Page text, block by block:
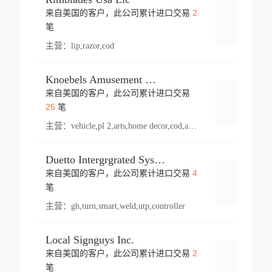
来自美国的客户，此公司累计进口交易 2
笔
主营： lip,razor,cod
Knoebels Amusement Resort
来自美国的客户，此公司累计进口交易
25笔
主营： vehicle,pl 2,arts,home decor,cod,amusement ride,sea
Duetto Intergrgrated Systems Inc.
来自美国的客户，此公司累计进口交易 4
笔
主营： gh,turn,smart,weld,utp,controller
Local Signguys Inc.
来自美国的客户，此公司累计进口交易 2
笔